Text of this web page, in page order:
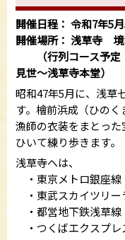
開催日程： 令和7年5
開催場所： 浅草寺
（行列コース予定
見世～浅草寺本堂）
昭和47年5月に、浅草
す。檜前浜成（ひの
漁師の衣装をまとっ
ひいて練り歩きます。
浅草寺へは、
・東京メトロ銀座
・東武スカイツリ
・都営地下鉄浅草
・つくばエクスプ